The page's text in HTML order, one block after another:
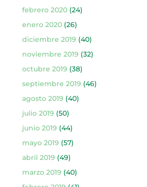
febrero 2020(24)
enero 2020(26)
diciembre 2019 (40)
noviembre 2019 (32)
octubre 2019 (38)
septiembre 2019 (46)
agosto 2019 (40)
julio 2019 (50)
junio 2019 (44)
mayo 2019 (57)
abril 2019 (49)
marzo 2019 (40)